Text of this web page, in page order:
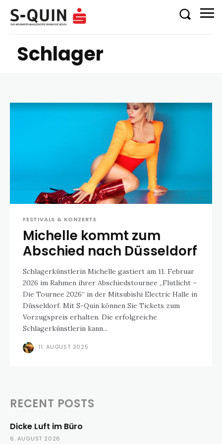
Schlager
FESTIVALS & KONZERTE
Michelle kommt zum
Abschied nach Düsseldorf
Schlagerkünstlerin Michelle gastiert am 11. Februar
2026 im Rahmen ihrer Abschiedstournee „Flutlicht –
Die Tournee 2026“ in der Mitsubishi Electric Halle in
Düsseldorf. Mit S-Quin können Sie Tickets zum
Vorzugspreis erhalten. Die erfolgreiche
Schlagerkünstlerin kann...
11. AUGUST 2025
RECENT POSTS
Dicke Luft im Büro
6. AUGUST 2026